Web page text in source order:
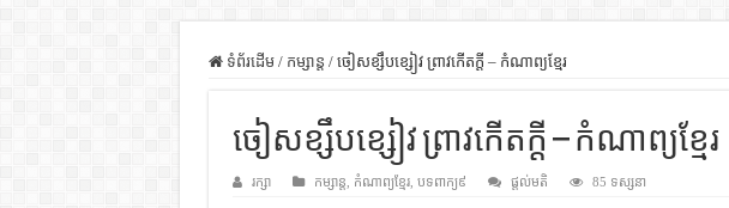
សិល្បះចរចា – សៀវភៅពាណិជ្ជកម្ម
ដើមកំណើតអង្គរ – សៀវភៅចំណេះដឹងទូទៅ
ដើមកំណើតជនជាតិខ្មែរ – អត្ថបទស្រាវជ្រាវ
ទំព័រដើម / កម្សាន្ត / ចៀសខ្សឹបខ្សៀវ ព្រាវកើតក្តី – កំណាព្យខ្មែរ
ចៀសខ្សឹបខ្សៀវ ព្រាវកើតក្តី – កំណាព្យខ្មែរ
រក្សា កម្សាន្ត កំណាព្យខ្មែរ, បទពាក្យ៩ ផ្តល់មតិ 85 ទស្សនា